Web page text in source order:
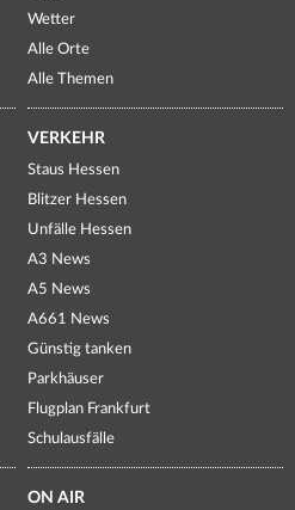
Wetter
Alle Orte
Alle Themen
VERKEHR
Staus Hessen
Blitzer Hessen
Unfälle Hessen
A3 News
A5 News
A661 News
Günstig tanken
Parkhäuser
Flugplan Frankfurt
Schulausfälle
ON AIR